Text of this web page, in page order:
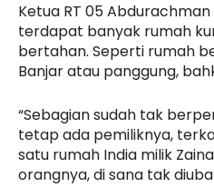
Ketua RT 05
terdapat banyak rumah
bertahan. Seperti rumah
Banjar atau panggung,
“Sebagian sudah tak
tetap ada pemiliknya,
satu rumah India milik
orangnya, di sana tak